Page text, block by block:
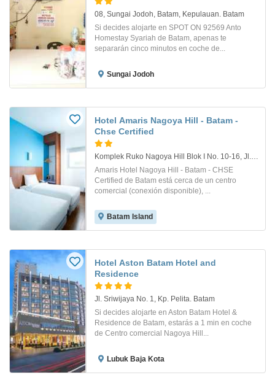
08, Sungai Jodoh, Batam, Kepulauan. Batam
Si decides alojarte en SPOT ON 92569 Anto
Homestay Syariah de Batam, apenas te
separarán cinco minutos en coche de...
Sungai Jodoh
Hotel Amaris Nagoya Hill - Batam -
Chse Certified
Komplek Ruko Nagoya Hill Blok I No. 10-16, Jl. Teuku Umar No.10, Lubuk Baja Kota, Kec. Lubuk Baja, Kota Batam. Isla De Batam
Amaris Hotel Nagoya Hill - Batam - CHSE
Certified de Batam está cerca de un centro
comercial (conexión disponible), ...
Batam Island
Hotel Aston Batam Hotel and
Residence
Jl. Sriwijaya No. 1, Kp. Pelita. Batam
Si decides alojarte en Aston Batam Hotel &
Residence de Batam, estarás a 1 min en coche
de Centro comercial Nagoya Hill...
Lubuk Baja Kota